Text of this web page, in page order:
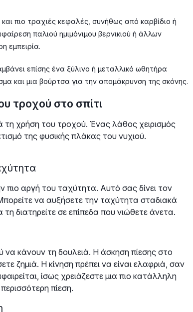
πιο τραχιές κεφαλές, συνήθως από καρβίδιο ή
παλιού ημιμόνιμου βερνικιού ή άλλων
εμπειρία.
επίσης ένα ξύλινο ή μεταλλικό ωθητήρα
και μια βούρτσα για την απομάκρυνση της σκόνης.
τροχού στο σπίτι
χρήση του τροχού. Ένας λάθος χειρισμός
της φυσικής πλάκας του νυχιού.
πιο αργή του ταχύτητα. Αυτό σας δίνει τον
να αυξήσετε την ταχύτητα σταδιακά
διατηρείτε σε επίπεδα που νιώθετε άνετα.
κάνουν τη δουλειά. Η άσκηση πίεσης στο
ζημιά. Η κίνηση πρέπει να είναι ελαφριά, σαν
ίσως χρειάζεστε μια πιο κατάλληλη
πίεση.